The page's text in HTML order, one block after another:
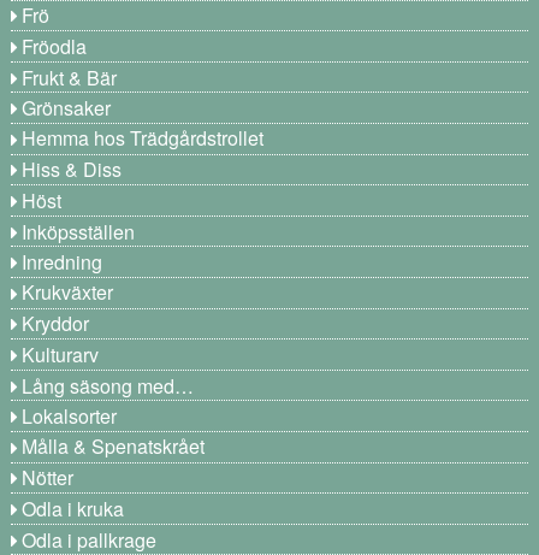
Frö
Fröodla
Frukt & Bär
Grönsaker
Hemma hos Trädgårdstrollet
Hiss & Diss
Höst
Inköpsställen
Inredning
Krukväxter
Kryddor
Kulturarv
Lång säsong med…
Lokalsorter
Målla & Spenatskrået
Nötter
Odla i kruka
Odla i pallkrage